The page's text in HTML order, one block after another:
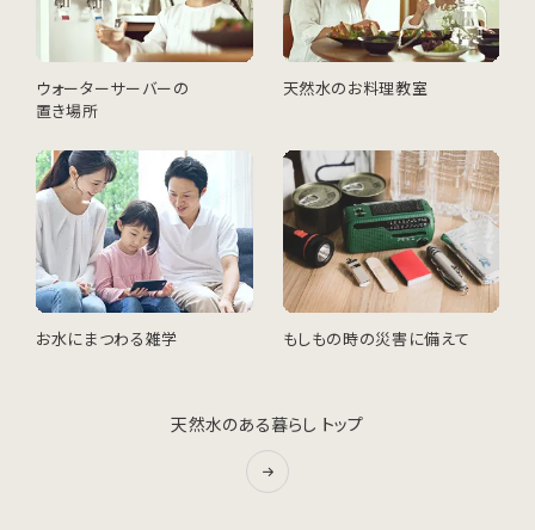
ウォーターサーバーの
置き場所
天然水のお料理教室
お水にまつわる雑学 もしもの時の災害に備えて
天然水のある暮らし トップ